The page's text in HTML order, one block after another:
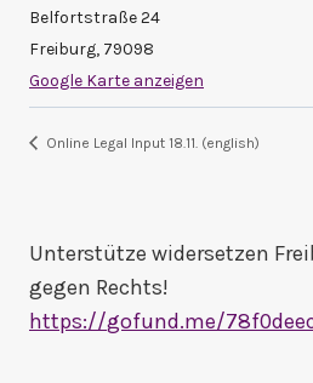
Belfortstraße 24
Freiburg, 79098
Google Karte anzeigen
Online Legal Input 18.11. (english)
Unterstütze widersetzen
gegen Rechts!
https://gofund.me/